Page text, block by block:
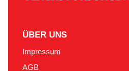
ÜBER UNS
Impressum
AGB